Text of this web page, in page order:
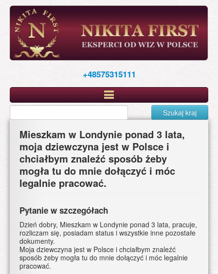
Skip
main
content
+48575315111
Szukaj kraj
Mieszkam w Londynie ponad 3 lata,
moja dziewczyna jest w Polsce i
chciałbym znaleźć sposób żeby
mogła tu do mnie dołączyć i móc
legalnie pracować.
Pytanie w szczegółach
Dzień dobry, Mieszkam w Londynie ponad 3 lata, pracuje,
rozliczam się, posiadam status i wszystkie inne pozostałe
dokumenty.
Moja dziewczyna jest w Polsce i chciałbym znaleźć
sposób żeby mogła tu do mnie dołączyć i móc legalnie
pracować.